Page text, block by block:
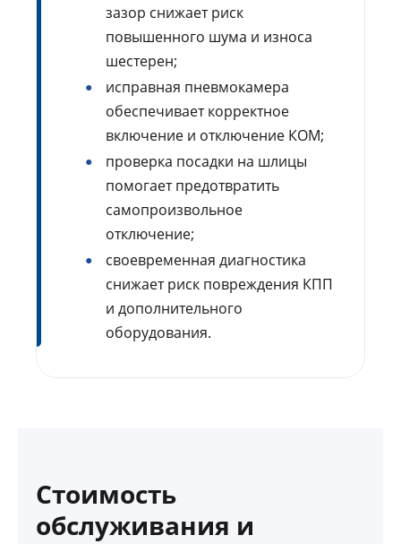
зазор снижает риск
повышенного шума и износа
шестерен;
исправная пневмокамера
обеспечивает корректное
включение и отключение КОМ;
проверка посадки на шлицы
помогает предотвратить
самопроизвольное
отключение;
своевременная диагностика
снижает риск повреждения КПП
и дополнительного
оборудования.
Стоимость
обслуживания и